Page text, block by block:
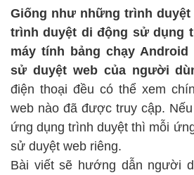
Giống như những trình duyệt
trình duyệt di động sử dụng
máy tính bảng chạy
sử duyệt web của người
điện thoại đều có thể xem
web nào đã được truy cập.
ứng dụng trình duyệt thì mỗi
sử duyệt web riêng.
Bài viết sẽ hướng dẫn người